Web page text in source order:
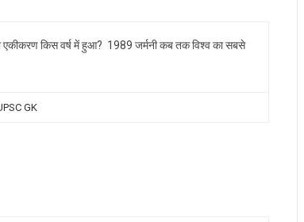
एकीकरण किस वर्ष में हुआ? 1989 जर्मनी कब तक विश्व का सबसे
GK